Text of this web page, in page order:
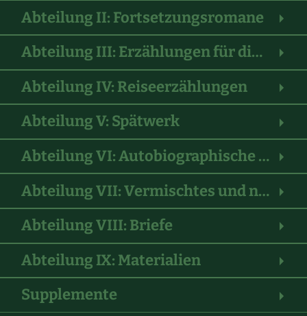
Abteilung II: Fortsetzungsromane
Abteilung III: Erzählungen für die Jugend
Abteilung IV: Reiseerzählungen
Abteilung V: Spätwerk
Abteilung VI: Autobiographische Schriften
Abteilung VII: Vermischtes und nachgelassene Schriften
Abteilung VIII: Briefe
Abteilung IX: Materialien
Supplemente